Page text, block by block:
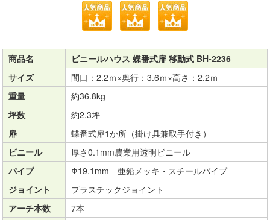
商品名
ビニールハウス 蝶番式扉 移動式 BH-2236
サイズ
間口：2.2ｍ×奥行：3.6ｍ×高さ：2.2ｍ
重量
約36.8kg
坪数
約2.3坪
扉
蝶番式扉1か所（掛け具兼取手付き）
ビニール
厚さ0.1mm農業用透明ビニール
パイプ
Φ19.1mm 亜鉛メッキ・スチールパイプ
ジョイント
プラスチックジョイント
アーチ本数
7本